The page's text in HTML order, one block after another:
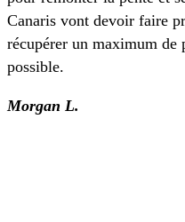
Canaris vont devoir faire
récupérer un maximum de
possible.
Morgan L.